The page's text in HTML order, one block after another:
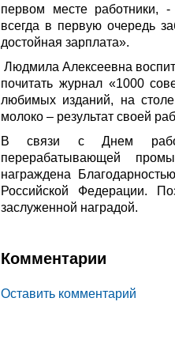
первом месте работники,
всегда в первую очередь
достойная зарплата».
Людмила Алексеевна
почитать журнал «1000
любимых изданий, на
молоко – результат своей
В связи с Днем
перерабатывающей
награждена
Российской Федерации.
заслуженной наградой.
Комментарии
Оставить комментарий